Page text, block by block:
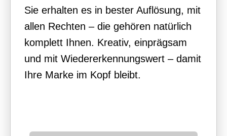
Sie erhalten es in bester Auflösung, mit
allen Rechten – die gehören natürlich
komplett Ihnen. Kreativ, einprägsam
und mit Wiedererkennungswert – damit
Ihre Marke im Kopf bleibt.